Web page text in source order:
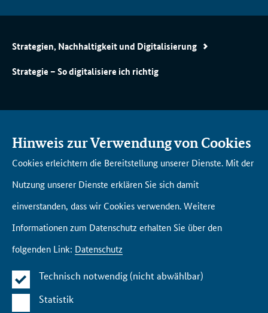
Strategien, Nachhaltigkeit und Digitalisierung
Strategie – So digitalisiere ich richtig
Will­kom­men in der Di­gi­tal­
aka­de­mie Bund
Un­se­re Netz­werk­part­ner
Lern­rei­sen
Lern­räu­me Eng­li­sche Stra­ße
Tool­box
Hinweis zur Verwendung von Cookies
Cookies erleichtern die Bereitstellung unserer Dienste. Mit der
Nutzung unserer Dienste erklären Sie sich damit
einverstanden, dass wir Cookies verwenden. Weitere
Informationen zum Datenschutz erhalten Sie über den
folgenden Link: Datenschutz
Technisch notwendig (nicht abwählbar)
Statistik